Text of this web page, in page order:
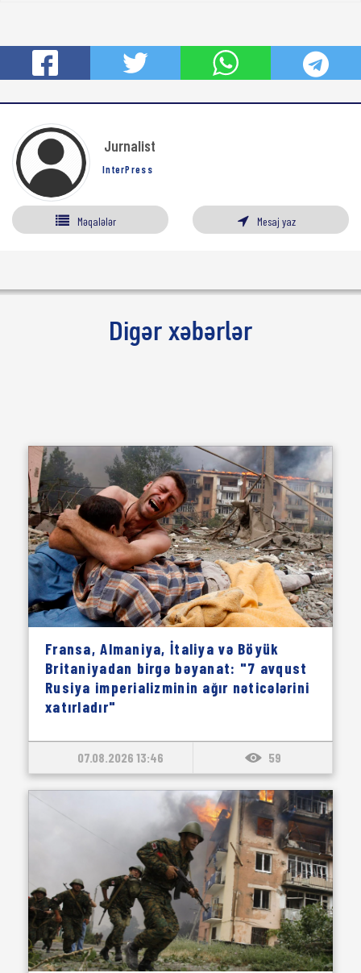
Jurnalist
InterPress
Məqalələr Mesaj yaz
Digər xəbərlər
Fransa, Almaniya, İtaliya və Böyük
Britaniyadan birgə bəyanat: "7 avqust
Rusiya imperializminin ağır nəticələrini
xatırladır"
07.08.2026 13:46 59